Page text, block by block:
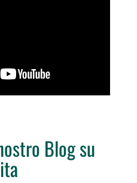
Blog su